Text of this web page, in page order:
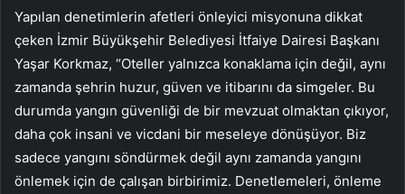
Yapılan denetimlerin afetleri önleyici misyonuna dikkat
çeken İzmir Büyükşehir Belediyesi İtfaiye Dairesi Başkanı
Yaşar Korkmaz, “Oteller yalnızca konaklama için değil, aynı
zamanda şehrin huzur, güven ve itibarını da simgeler. Bu
durumda yangın güvenliği de bir mevzuat olmaktan çıkıyor,
daha çok insani ve vicdani bir meseleye dönüşüyor. Biz
sadece yangını söndürmek değil aynı zamanda yangını
önlemek için de çalışan birbirimiz. Denetlemeleri, önleme